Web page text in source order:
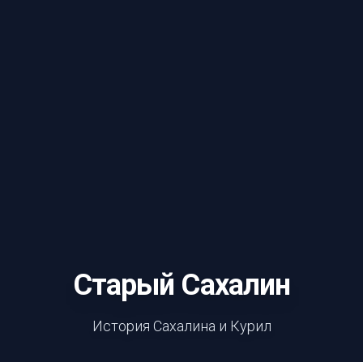
Старый Сахалин
История Сахалина и Курил